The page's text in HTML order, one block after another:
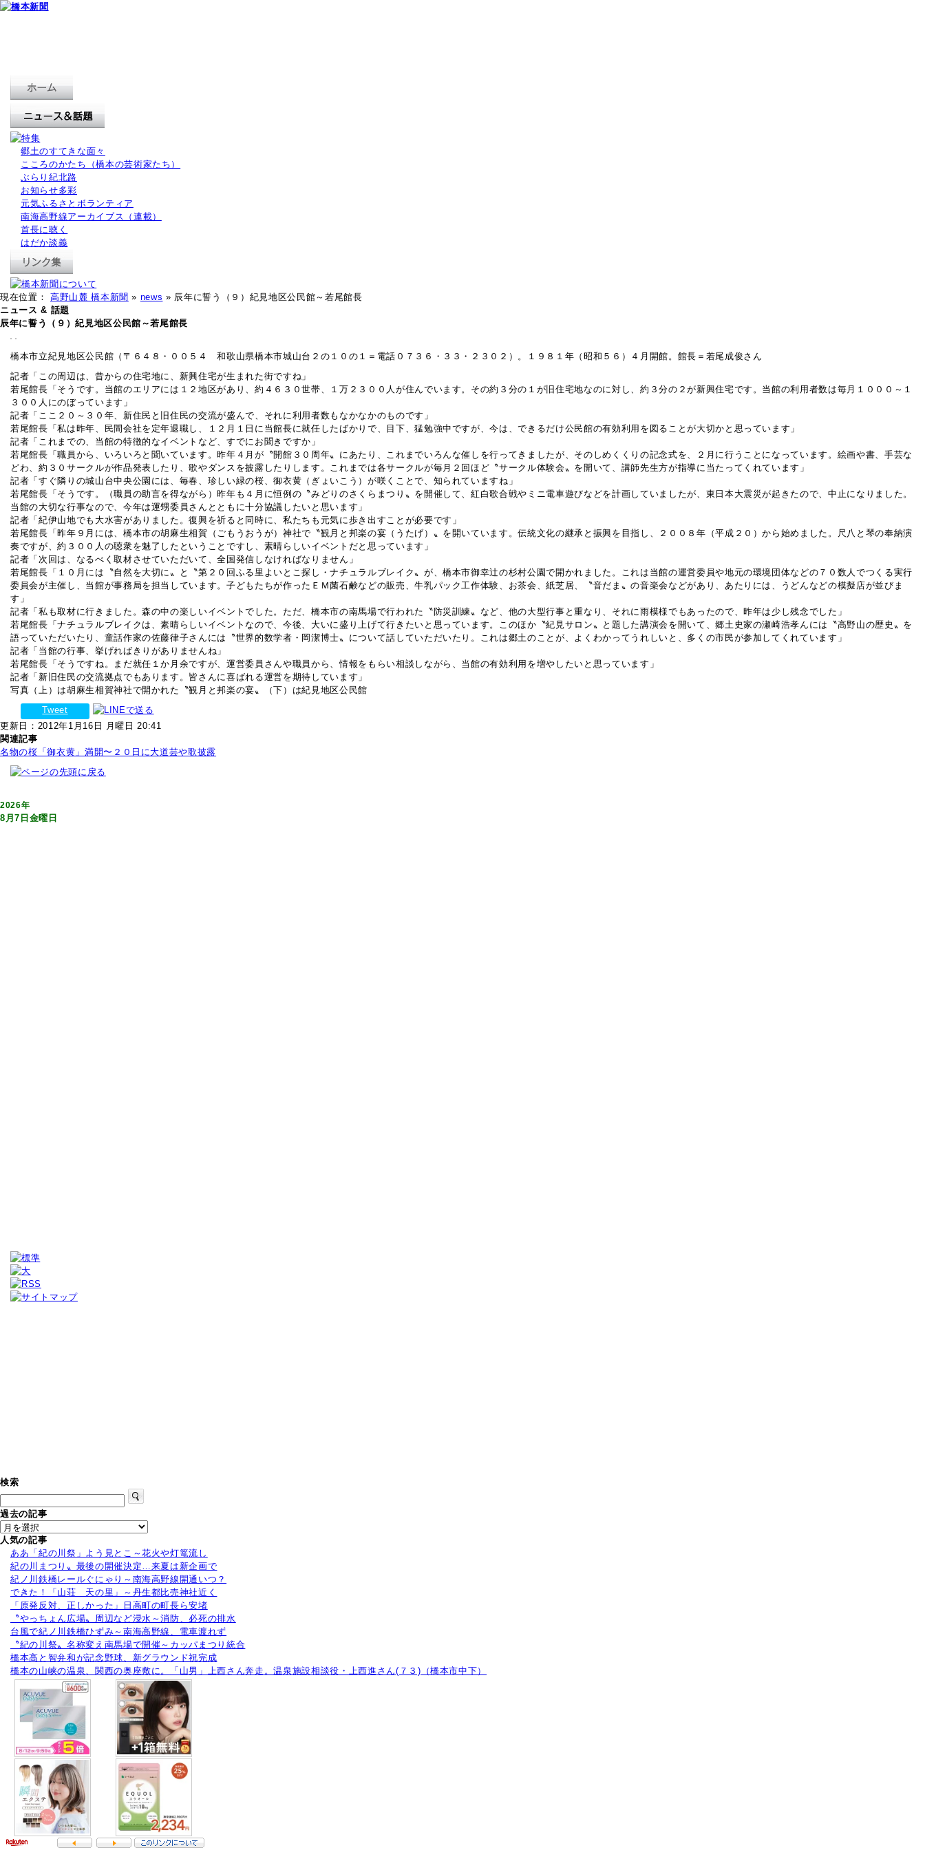
郷土のすてきな面々
こころのかたち（橋本の芸術家たち）
ぶらり紀北路
お知らせ多彩
元気ふるさとボランティア
南海高野線アーカイブス（連載）
首長に聴く
はだか談義
現在位置： 高野山麓 橋本新聞 » news » 辰年に誓う（９）紀見地区公民館～若尾館長
ニュース & 話題
辰年に誓う（９）紀見地区公民館～若尾館長
橋本市立紀見地区公民館（〒６４８・００５４ 和歌山県橋本市城山台２の１０の１＝電話０７３６・３３・２３０２）。１９８１年（昭和５６）４月開館。館長＝若尾成俊さん
記者「この周辺は、昔からの住宅地に、新興住宅が生まれた街ですね」
若尾館長「そうです。当館のエリアには１２地区があり、約４６３０世帯、１万２３００人が住んでいます。その約３分の１が旧住宅地なのに対し、約３分の２が新興住宅です。当館の利用者数は毎月１０００～１
３００人にのぼっています」
記者「ここ２０～３０年、新住民と旧住民の交流が盛んで、それに利用者数もなかなかのものです」
若尾館長「私は昨年、民間会社を定年退職し、１２月１日に当館長に就任したばかりで、目下、猛勉強中ですが、今は、できるだけ公民館の有効利用を図ることが大切かと思っています」
記者「これまでの、当館の特徴的なイベントなど、すでにお聞きですか」
若尾館長「職員から、いろいろと聞いています。昨年４月が〝開館３０周年〟にあたり、これまでいろんな催しを行ってきましたが、そのしめくくりの記念式を、２月に行うことになっています。絵画や書、手芸な
どわ、約３０サークルが作品発表したり、歌やダンスを披露したりします。これまでは各サークルが毎月２回ほど〝サークル体験会〟を開いて、講師先生方が指導に当たってくれています」
記者「すぐ隣りの城山台中央公園には、毎春、珍しい緑の桜、御衣黄（ぎょいこう）が咲くことで、知られていますね」
若尾館長「そうです。（職員の助言を得ながら）昨年も４月に恒例の〝みどりのさくらまつり〟を開催して、紅白歌合戦やミニ電車遊びなどを計画していましたが、東日本大震災が起きたので、中止になりました。
当館の大切な行事なので、今年は運甥委員さんとともに十分協議したいと思います」
記者「紀伊山地でも大水害がありました。復興を祈ると同時に、私たちも元気に歩き出すことが必要です」
若尾館長「昨年９月には、橋本市の胡麻生相賀（ごもうおうが）神社で〝観月と邦楽の宴（うたげ）〟を開いています。伝統文化の継承と振興を目指し、２００８年（平成２０）から始めました。尺八と琴の奉納演
奏ですが、約３００人の聴衆を魅了したということですし、素晴らしいイベントだと思っています」
記者「次回は、なるべく取材させていただいて、全国発信しなければなりません」
若尾館長「１０月には〝自然を大切に〟と〝第２０回ふる里よいとこ探し・ナチュラルブレイク〟が、橋本市御幸辻の杉村公園で開かれました。これは当館の運営委員や地元の環境団体などの７０数人でつくる実行
委員会が主催し、当館が事務局を担当しています。子どもたちが作ったＥＭ菌石鹸などの販売、牛乳パック工作体験、お茶会、紙芝居、〝音だま〟の音楽会などがあり、あたりには、うどんなどの模擬店が並びま
す」
記者「私も取材に行きました。森の中の楽しいイベントでした。ただ、橋本市の南馬場で行われた〝防災訓練〟など、他の大型行事と重なり、それに雨模様でもあったので、昨年は少し残念でした」
若尾館長「ナチュラルブレイクは、素晴らしいイベントなので、今後、大いに盛り上げて行きたいと思っています。このほか〝紀見サロン〟と題した講演会を開いて、郷土史家の瀬崎浩孝んには〝高野山の歴史〟を
語っていただいたり、童話作家の佐藤律子さんには〝世界的数学者・岡潔博士〟について話していただいたり。これは郷土のことが、よくわかってうれしいと、多くの市民が参加してくれています」
記者「当館の行事、挙げればきりがありませんね」
若尾館長「そうですね。まだ就任１か月余ですが、運営委員さんや職員から、情報をもらい相談しながら、当館の有効利用を増やしたいと思っています」
記者「新旧住民の交流拠点でもあります。皆さんに喜ばれる運営を期待しています」
写真（上）は胡麻生相賀神社で開かれた〝観月と邦楽の宴〟（下）は紀見地区公民館
Tweet
更新日：2012年1月16日 月曜日 20:41
関連記事
名物の桜「御衣黄」満開〜２０日に大道芸や歌披露
2026年
8月7日金曜日
検索
過去の記事
人気の記事
ああ「紀の川祭」よう見とこ～花火や灯篭流し
紀の川まつり〟最後の開催決定…来夏は新企画で
紀ノ川鉄橋レールぐにゃり～南海高野線開通いつ？
できた！「山荘 天の里」～丹生都比売神社近く
「原発反対、正しかった」日高町の町長ら安堵
〝やっちょん広場〟周辺など浸水～消防、必死の排水
台風で紀ノ川鉄橋ひずみ～南海高野線、電車渡れず
〝紀の川祭〟名称変え南馬場で開催～カッパまつり統合
橋本高と智弁和が記念野球、新グラウンド祝完成
橋本の山峡の温泉、関西の奥座敷に。「山男」上西さん奔走。温泉施設相談役・上西進さん(７３)（橋本市中下）